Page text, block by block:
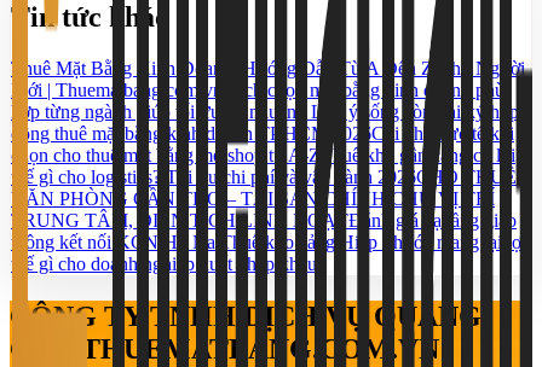
Tin tức khác
Thuê Mặt Bằng Kinh Doanh: Hướng Dẫn Từ A Đến Z Cho Người
Mới | Thuematbang.com.vn
Cách chọn mặt bằng kinh doanh phù
hợp từng ngành giúp tối ưu lợi nhuận 5 Lưu ý sống còn khi ký hợp
đồng thuê mặt bằng kinh doanh TP.HCM 2026Chi phí thực tế khi
chọn cho thuê mặt bằng mở shop từ A-Z
Thuê kho gần cảng có lợi
thế gì cho logistics? Tối ưu chi phí và vận hành 2026CHO THUÊ
VĂN PHÒNG CẦN THƠ – TÀI SẢN CHÍNH CHỦ VỊ TRÍ
TRUNG TÂM, DIỆN TÍCH LINH HOẠTĐánh giá hạ tầng giao
thông kết nối KCN Hố Nai
Thuê kho cảng Hiệp Phước mang lại lợi
thế gì cho doanh nghiệp xuất nhập khẩu?
CÔNG TY TNHH DỊCH VỤ QUẢNG
CÁO THUEMATBANG.COM.VN